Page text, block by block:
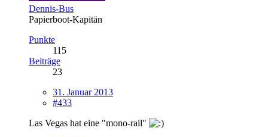
Dennis-Bus
Papierboot-Kapitän
Punkte
115
Beiträge
23
31. Januar 2013
#433
Las Vegas hat eine "mono-rail"